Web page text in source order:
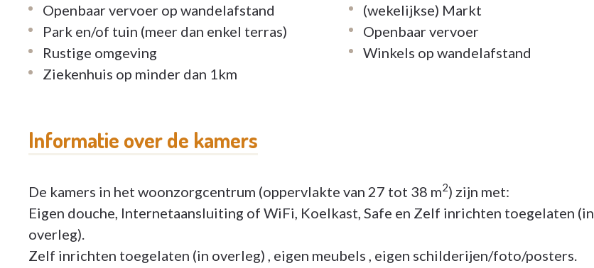
Openbaar vervoer op wandelafstand
Park en/of tuin (meer dan enkel terras)
Rustige omgeving
Ziekenhuis op minder dan 1km
(wekelijkse) Markt
Openbaar vervoer
Winkels op wandelafstand
Informatie over de kamers
De kamers in het woonzorgcentrum (oppervlakte van 27 tot 38 m2) zijn met:
Eigen douche, Internetaansluiting of WiFi, Koelkast, Safe en Zelf inrichten toegelaten (in
overleg).
Zelf inrichten toegelaten (in overleg) , eigen meubels , eigen schilderijen/foto/posters.